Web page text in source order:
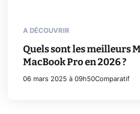
A DÉCOUVRIR
Quels sont les meilleurs
MacBook Pro en 2026 ?
06 mars 2025 à 09h50Comparatif